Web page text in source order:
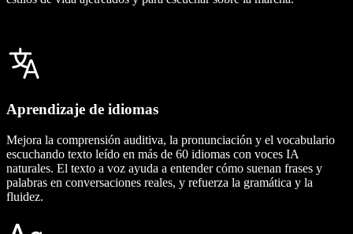
Aprendizaje de idiomas
Mejora la comprensión auditiva, la pronunciación y el vocabulario
escuchando texto leído en más de 60 idiomas con voces IA
naturales. El texto a voz ayuda a entender cómo suenan frases y
palabras en conversaciones reales, y refuerza la gramática y la
fluidez.